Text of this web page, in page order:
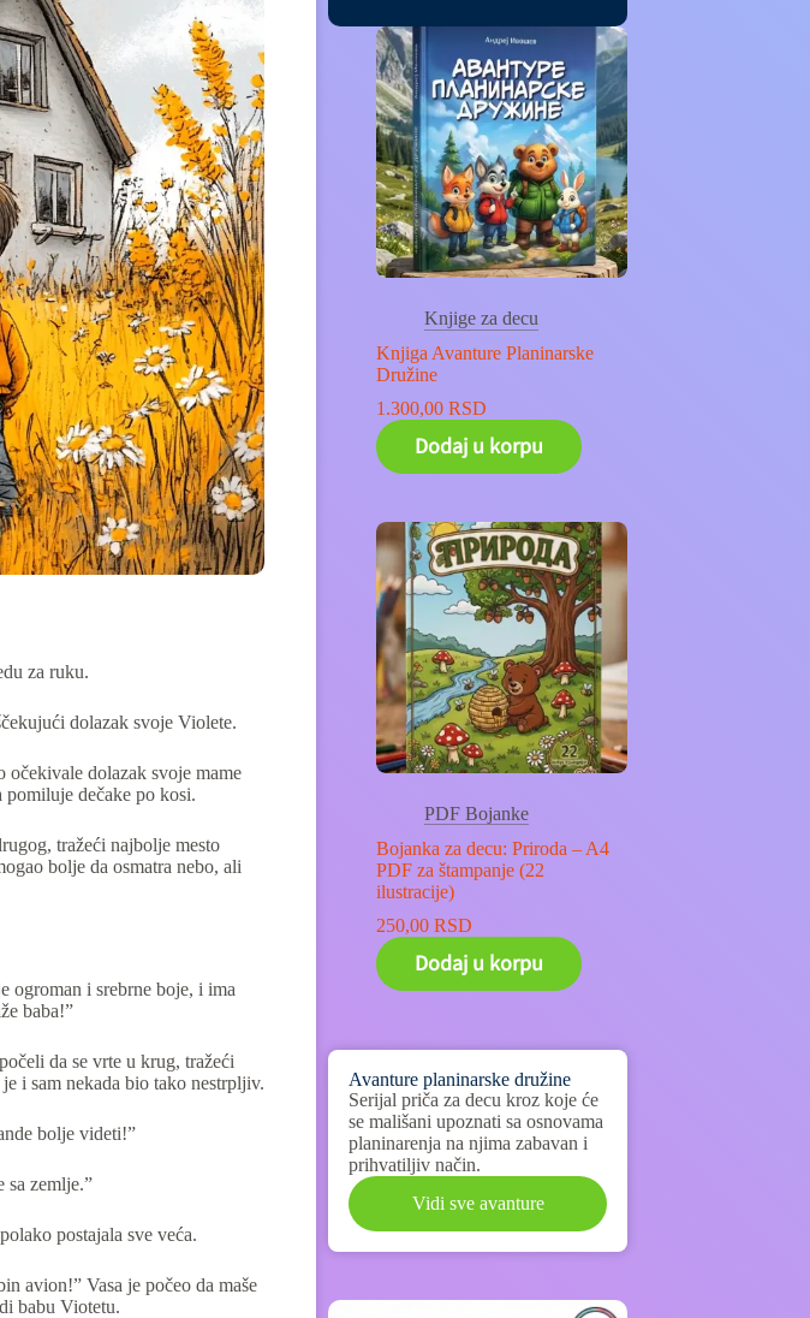
za ruku.
dolazak svoje Violete.
očekivale dolazak svoje mame
dečake po kosi.
tražeći najbolje mesto
bolje da osmatra nebo, ali
ogroman i srebrne boje, i ima
baba!”
da se vrte u krug, tražeći
i sam nekada bio tako nestrpljiv.
bolje videti!”
sa zemlje.”
postajala sve veća.
avion!” Vasa je počeo da maše
babu Viotetu.
Knjige za decu
Knjiga Avanture Planinarske
Družine
1.300,00RSD
Dodaj u korpu
PDF Bojanke
Bojanka za decu: Priroda – A4
PDF za štampanje (22
ilustracije)
250,00RSD
Dodaj u korpu
Avanture planinarske družine
Serijal priča za decu kroz koje će
se mališani upoznati sa osnovama
planinarenja na njima zabavan i
prihvatiljiv način.
Vidi sve avanture